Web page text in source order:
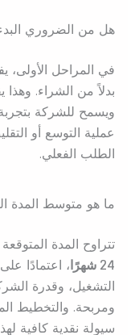
هل من الضروري
في المراحل الأولى،
بدلاً من الشراء.
ويسمح للشركة
عملية التوسع أو
الطلب الفعلي.
ما هو متوسط المدة
تتراوح المدة
24 شهرًا
، اعتمادًا
التشغيل، وقدرة
ومربحة. والتخطيط
سيولة نقدية كافية